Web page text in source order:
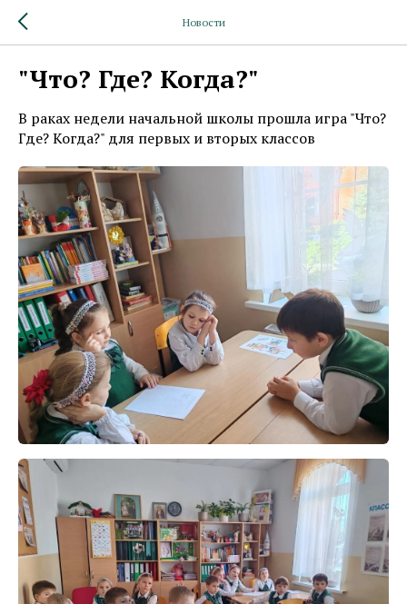
Новости
"Что? Где? Когда?"
В раках недели начальной школы прошла игра "Что?
Где? Когда?" для первых и вторых классов